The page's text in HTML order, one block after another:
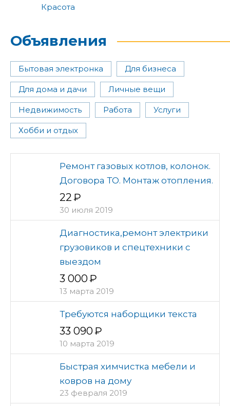
Красота
Объявления
Бытовая электронка Для бизнеса
Для дома и дачи Личные вещи
Недвижимость Работа Услуги
Хобби и отдых
Ремонт газовых котлов, колонок.
Договора ТО. Монтаж отопления.
22
30 июля 2019
Диагностика,ремонт электрики
грузовиков и спецтехники с
выездом
3 000
13 марта 2019
Требуются наборщики текста
33 090
10 марта 2019
Быстрая химчистка мебели и
ковров на дому
23 февраля 2019